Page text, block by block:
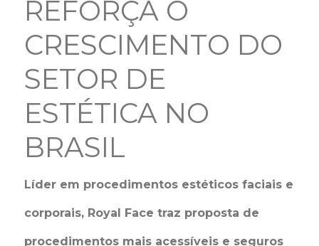
REFORÇA O
CRESCIMENTO DO
SETOR DE
ESTÉTICA NO
BRASIL
Líder em procedimentos estéticos faciais e
corporais, Royal Face traz proposta de
procedimentos mais acessíveis e seguros